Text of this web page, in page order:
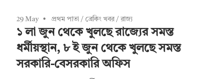
29 May প্রথম পাতা / ব্রেকিং খবর/রাজ্য
১ লা জুন থেকে খুলছে রাজ্যের সমস্ত
ধর্মীয়স্থান, ৮ ই জুন থেকে খুলছে সমস্ত
সরকারি-বেসরকারি অফিস